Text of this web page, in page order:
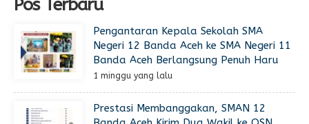
Pos Terbaru
Pengantaran Kepala Sekolah SMA
Negeri 12 Banda Aceh ke SMA Negeri 11
Banda Aceh Berlangsung Penuh Haru
1 minggu yang lalu
Prestasi Membanggakan, SMAN 12